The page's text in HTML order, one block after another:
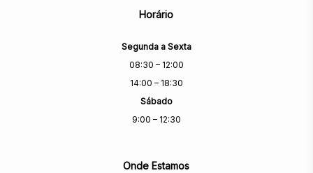
Horário
Segunda a Sexta
08:30 – 12:00
14:00 – 18:30
Sábado
9:00 – 12:30
Onde Estamos